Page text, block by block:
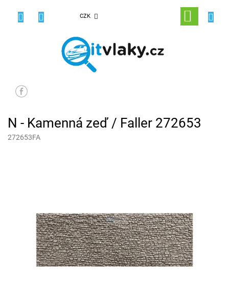
CZK
NÁKUPNÍ
KOŠÍK
N - Kamenná zeď / Faller 272653
272653FA